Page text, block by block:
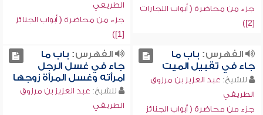
جزء من محاضرة ( أبواب التجارات
[2])
الطريفي
جزء من محاضرة ( أبواب الجنائز
[1])
الفهرس: باب ما
جاء في تقبيل الميت
للشيخ: عبد العزيز بن مرزوق
الطريفي
جزء من محاضرة ( أبواب الجنائز
الفهرس: باب ما
جاء في غسل الرجل
امرأته وغسل المرأة زوجها
للشيخ: عبد العزيز بن مرزوق
الطريفي